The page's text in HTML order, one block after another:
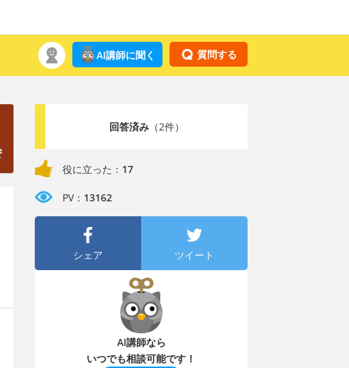
質問する
AI講師に聞く
回答済み（2件）
役に立った： 17
PV： 13162
シェア ツイート
AI講師なら
いつでも相談可能です！